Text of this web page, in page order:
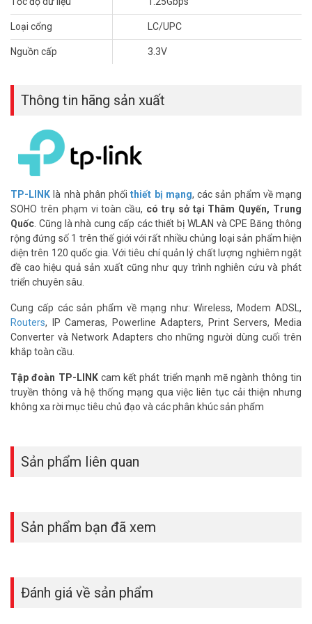
Loại cổng LC/UPC
Nguồn cấp 3.3V
Thông tin hãng sản xuất
TP-LINK là nhà phân phốithiết bị mạng, các sản phẩm về mạng
SOHO trên phạm vi toàn cầu, có trụ sở tại Thâm Quyến, Trung
Quốc . Cũng là nhà cung cấp các thiết bị WLAN và CPE Băng thông
rộng đứng số 1 trên thế giới với rất nhiều chủng loại sản phẩm hiện
diện trên 120 quốc gia. Với tiêu chí quản lý chất lượng nghiêm ngặt
đề cao hiệu quả sản xuất cũng như quy trình nghiên cứu và phát
triển chuyên sâu.
Cung cấp các sản phẩm về mạng như: Wireless, Modem ADSL,
Routers, IP Cameras, Powerline Adapters, Print Servers, Media
Converter và Network Adapters cho những người dùng cuối trên
khắp toàn cầu.
Tập đoàn TP-LINKcam kết phát triển mạnh mẽ ngành thông tin
truyền thông và hệ thống mạng qua việc liên tục cải thiện nhưng
không xa rời mục tiêu chủ đạo và các phân khúc sản phẩm
Sản phẩm liên quan
Sản phẩm bạn đã xem
Đánh giá về sản phẩm